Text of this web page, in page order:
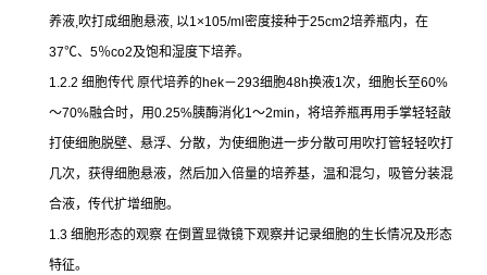
养液,吹打成细胞悬液, 以1×105/ml 密度接种于25cm2培养瓶内，在
37℃、 5％co2及饱和湿度下培养。
1.2.2 细胞传代 原代培养的hek－293细胞48h换液1次，细胞长至60%
～70%融合时，用0.25%胰酶消化1～2min ，将培养瓶再用手掌轻轻敲
打使细胞脱壁、悬浮、分散，为使细胞进一步分散可用吹打管轻轻吹打
几次，获得细胞悬液，然后加入倍量的培养基，温和混匀，吸管分装混
合液，传代扩增细胞。
1.3 细胞形态的观察 在倒置显微镜下观察并记录细胞的生长情况及形态
特征。